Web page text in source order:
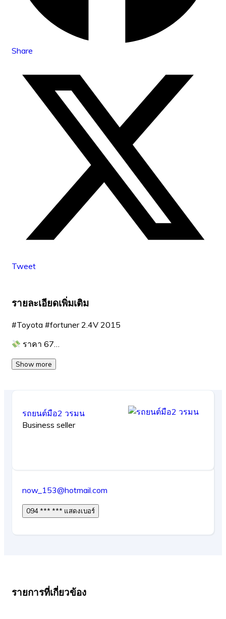
Share
Tweet
รายละเอียดเพิ่มเติม
#Toyota #fortuner 2.4V 2015
ราคา 67…
Show more
รถยนต์มือ2 วรมน
Business seller
now_153@hotmail.com
094 *** *** แสดงเบอร์
รายการที่เกี่ยวข้อง